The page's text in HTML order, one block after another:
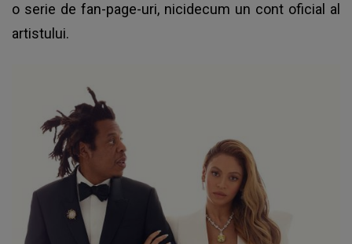
o serie de fan-page-uri, nicidecum un cont oficial al
artistului.